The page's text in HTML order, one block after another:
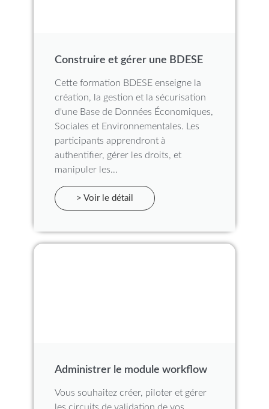
Construire et gérer une BDESE
Cette formation BDESE enseigne la
création, la gestion et la sécurisation
d'une Base de Données Économiques,
Sociales et Environnementales. Les
participants apprendront à
authentifier, gérer les droits, et
manipuler les…
> Voir le détail
Administrer le module workflow
Vous souhaitez créer, piloter et gérer